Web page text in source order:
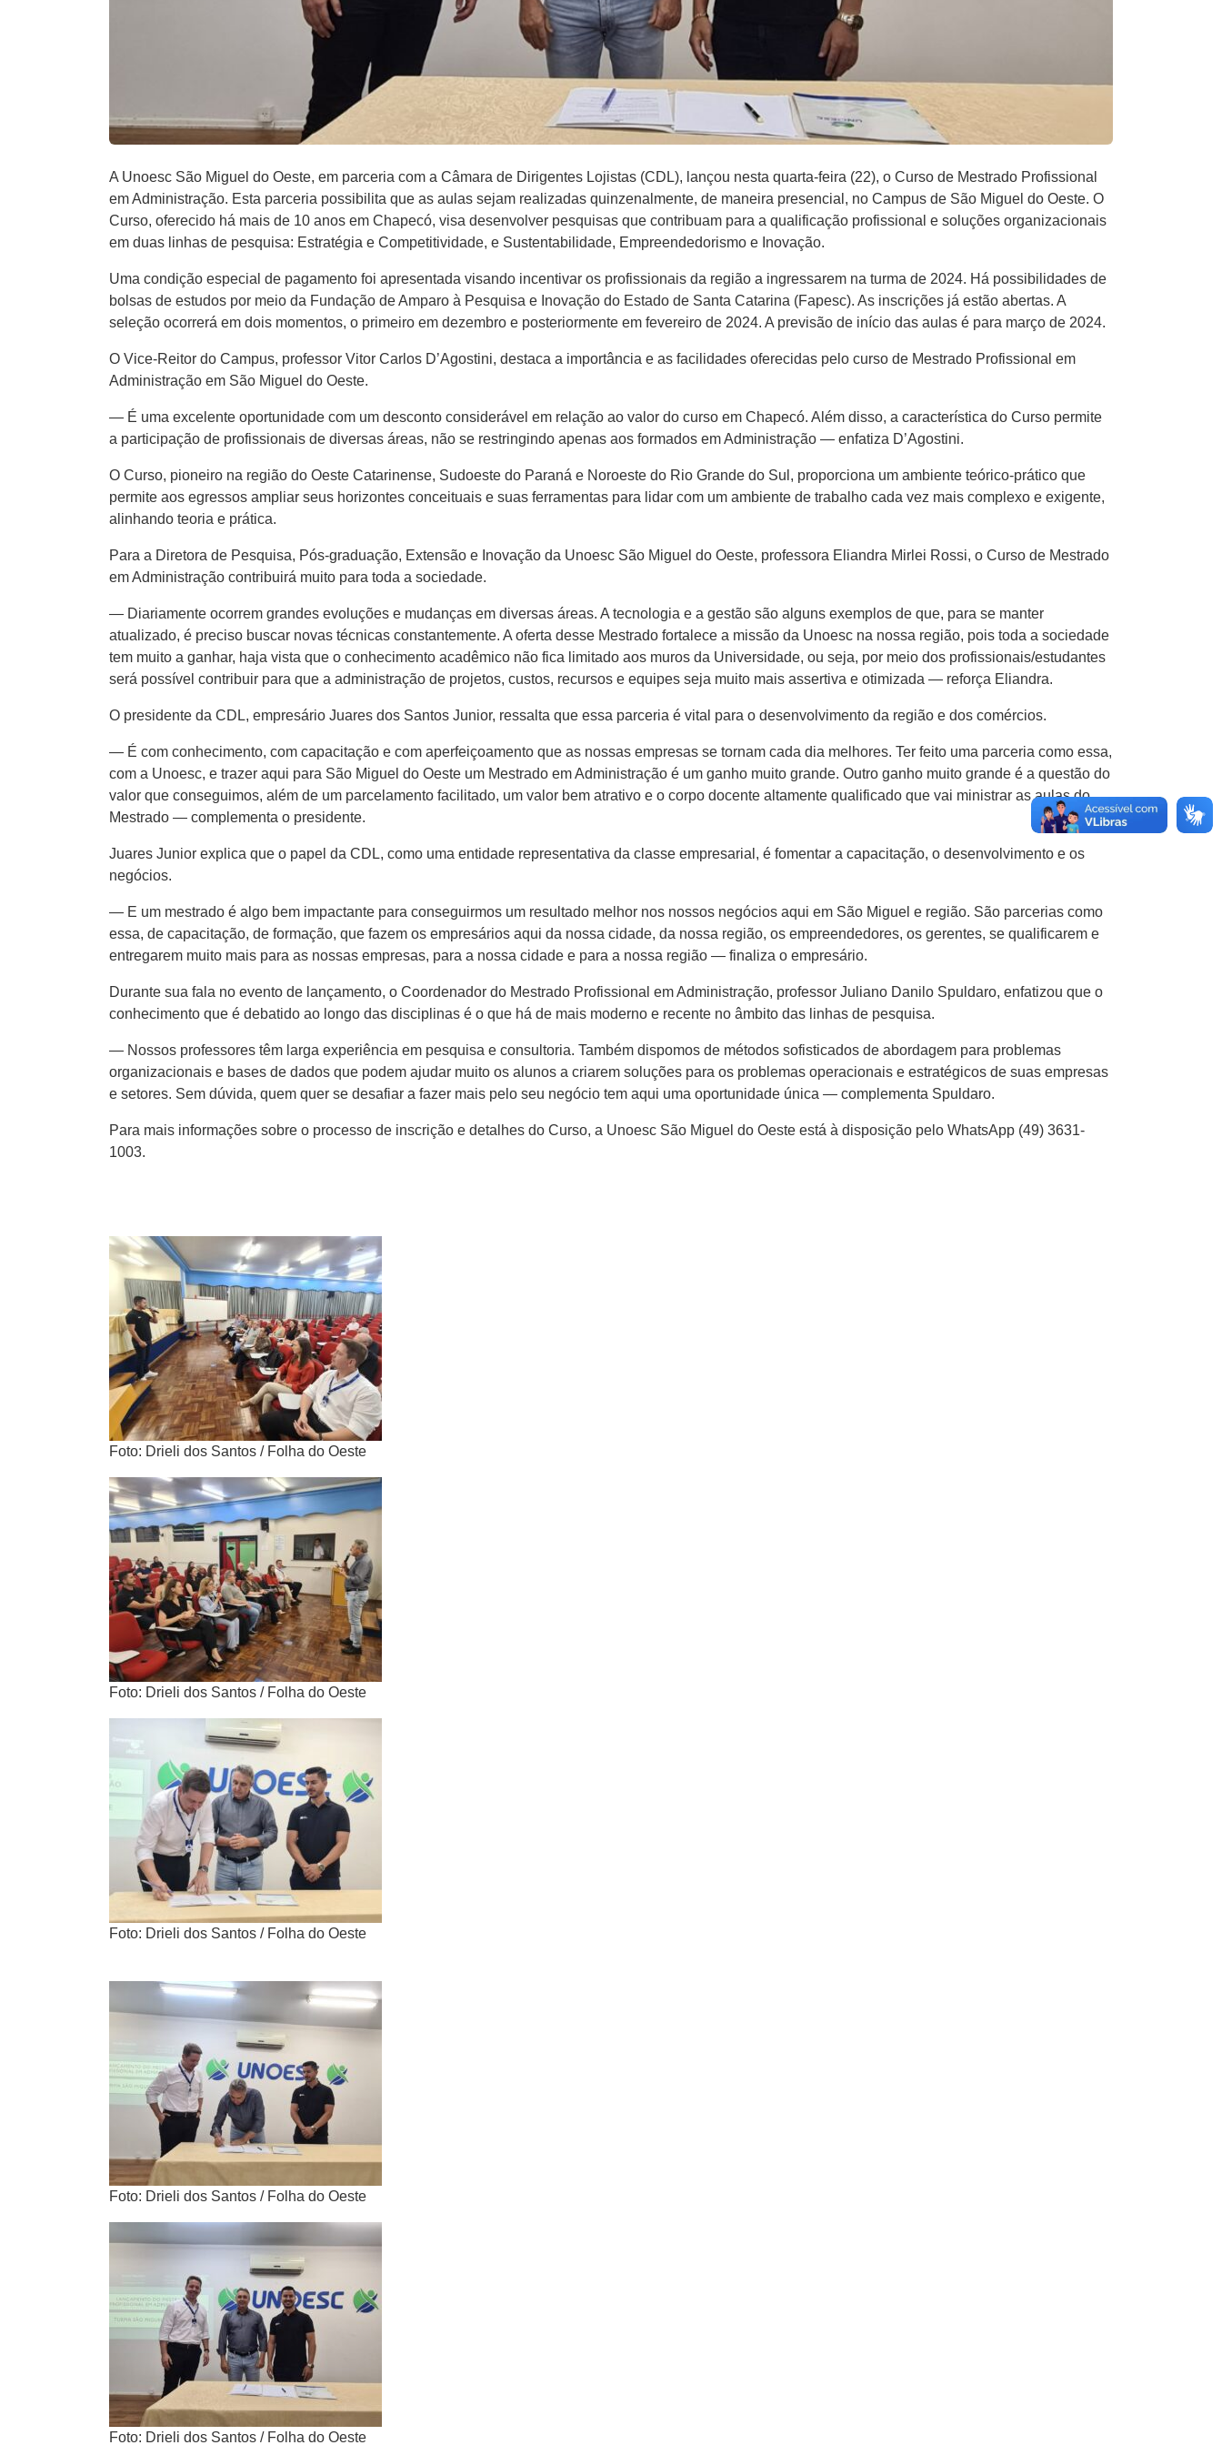
A Unoesc São Miguel do Oeste, em parceria com a Câmara de Dirigentes Lojistas (CDL), lançou nesta quarta-feira (22), o Curso de Mestrado Profissional
em Administração. Esta parceria possibilita que as aulas sejam realizadas quinzenalmente, de maneira presencial, no Campus de São Miguel do Oeste. O
Curso, oferecido há mais de 10 anos em Chapecó, visa desenvolver pesquisas que contribuam para a qualificação profissional e soluções organizacionais
em duas linhas de pesquisa: Estratégia e Competitividade, e Sustentabilidade, Empreendedorismo e Inovação.
Uma condição especial de pagamento foi apresentada visando incentivar os profissionais da região a ingressarem na turma de 2024. Há possibilidades de
bolsas de estudos por meio da Fundação de Amparo à Pesquisa e Inovação do Estado de Santa Catarina (Fapesc). As inscrições já estão abertas. A
seleção ocorrerá em dois momentos, o primeiro em dezembro e posteriormente em fevereiro de 2024. A previsão de início das aulas é para março de 2024.
O Vice-Reitor do Campus, professor Vitor Carlos D’Agostini, destaca a importância e as facilidades oferecidas pelo curso de Mestrado Profissional em
Administração em São Miguel do Oeste.
— É uma excelente oportunidade com um desconto considerável em relação ao valor do curso em Chapecó. Além disso, a característica do Curso permite
a participação de profissionais de diversas áreas, não se restringindo apenas aos formados em Administração — enfatiza D’Agostini.
O Curso, pioneiro na região do Oeste Catarinense, Sudoeste do Paraná e Noroeste do Rio Grande do Sul, proporciona um ambiente teórico-prático que
permite aos egressos ampliar seus horizontes conceituais e suas ferramentas para lidar com um ambiente de trabalho cada vez mais complexo e exigente,
alinhando teoria e prática.
Para a Diretora de Pesquisa, Pós-graduação, Extensão e Inovação da Unoesc São Miguel do Oeste, professora Eliandra Mirlei Rossi, o Curso de Mestrado
em Administração contribuirá muito para toda a sociedade.
— Diariamente ocorrem grandes evoluções e mudanças em diversas áreas. A tecnologia e a gestão são alguns exemplos de que, para se manter
atualizado, é preciso buscar novas técnicas constantemente. A oferta desse Mestrado fortalece a missão da Unoesc na nossa região, pois toda a sociedade
tem muito a ganhar, haja vista que o conhecimento acadêmico não fica limitado aos muros da Universidade, ou seja, por meio dos profissionais/estudantes
será possível contribuir para que a administração de projetos, custos, recursos e equipes seja muito mais assertiva e otimizada — reforça Eliandra.
O presidente da CDL, empresário Juares dos Santos Junior, ressalta que essa parceria é vital para o desenvolvimento da região e dos comércios.
— É com conhecimento, com capacitação e com aperfeiçoamento que as nossas empresas se tornam cada dia melhores. Ter feito uma parceria como essa,
com a Unoesc, e trazer aqui para São Miguel do Oeste um Mestrado em Administração é um ganho muito grande. Outro ganho muito grande é a questão do
valor que conseguimos, além de um parcelamento facilitado, um valor bem atrativo e o corpo docente altamente qualificado que vai ministrar as aulas do
Mestrado — complementa o presidente.
Juares Junior explica que o papel da CDL, como uma entidade representativa da classe empresarial, é fomentar a capacitação, o desenvolvimento e os
negócios.
— E um mestrado é algo bem impactante para conseguirmos um resultado melhor nos nossos negócios aqui em São Miguel e região. São parcerias como
essa, de capacitação, de formação, que fazem os empresários aqui da nossa cidade, da nossa região, os empreendedores, os gerentes, se qualificarem e
entregarem muito mais para as nossas empresas, para a nossa cidade e para a nossa região — finaliza o empresário.
Durante sua fala no evento de lançamento, o Coordenador do Mestrado Profissional em Administração, professor Juliano Danilo Spuldaro, enfatizou que o
conhecimento que é debatido ao longo das disciplinas é o que há de mais moderno e recente no âmbito das linhas de pesquisa.
— Nossos professores têm larga experiência em pesquisa e consultoria. Também dispomos de métodos sofisticados de abordagem para problemas
organizacionais e bases de dados que podem ajudar muito os alunos a criarem soluções para os problemas operacionais e estratégicos de suas empresas
e setores. Sem dúvida, quem quer se desafiar a fazer mais pelo seu negócio tem aqui uma oportunidade única — complementa Spuldaro.
Para mais informações sobre o processo de inscrição e detalhes do Curso, a Unoesc São Miguel do Oeste está à disposição pelo WhatsApp (49) 3631-
1003.
Foto: Drieli dos Santos / Folha do Oeste
Foto: Drieli dos Santos / Folha do Oeste
Foto: Drieli dos Santos / Folha do Oeste
Foto: Drieli dos Santos / Folha do Oeste
Foto: Drieli dos Santos / Folha do Oeste